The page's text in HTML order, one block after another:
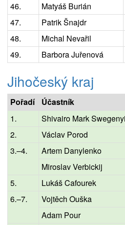
46.
Matyáš Burián
47.
Patrik Šnajdr
48.
Michal Nevařil
49.
Barbora Juřenová
Jihočeský kraj
Pořadí Účastník
1.
Shivairo Mark Swegenyi
2.
Václav Porod
3.–4.
Artem Danylenko
Miroslav Verbickij
5.
Lukáš Cafourek
6.–7.
Vojtěch Ouška
Adam Pour